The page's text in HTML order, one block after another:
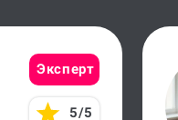
Эксперт
5/5